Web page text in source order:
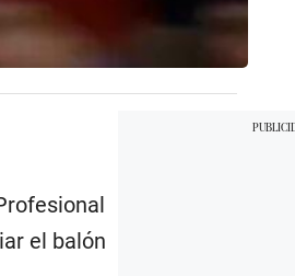
el balón